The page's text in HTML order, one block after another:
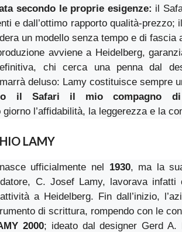
secondo le proprie esigenze: il
e dall’ottimo rapporto qualità-prezzo;
un modello senza tempo e di fascia
avviene a Heidelberg,
chi cerca una penna dal
deluso: Lamy costituisce sempre
il Safari il mio compagno
l’affidabilità, la leggerezza e la
LAMY
ufficialmente nel 1930, ma la
C. Josef Lamy, lavorava infatti
a Heidelberg. Fin dall’inizio,
di scrittura, rompendo con le
2000; ideato dal designer Gerd A.